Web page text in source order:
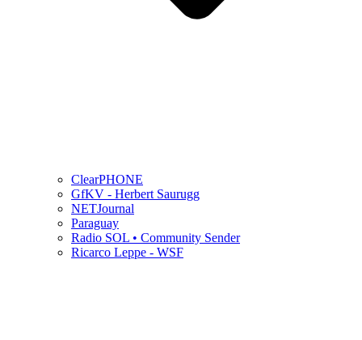
ClearPHONE
GfKV - Herbert Saurugg
NETJournal
Paraguay
Radio SOL • Community Sender
Ricarco Leppe - WSF